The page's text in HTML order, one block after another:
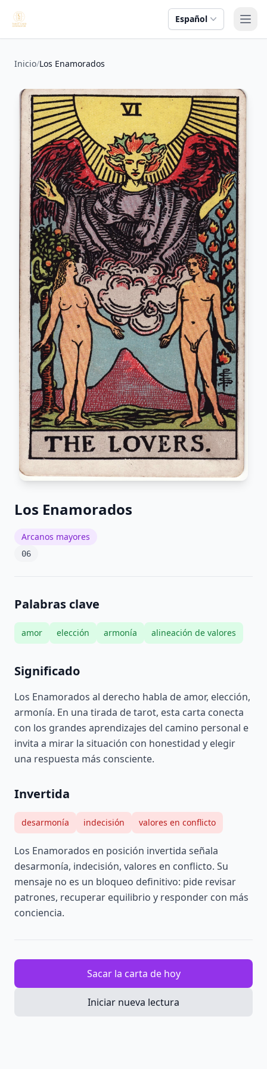
Español
Inicio/Los Enamorados
Los Enamorados
Arcanos mayores
06
Palabras clave
amor elección armonía alineación de valores
Significado
Los Enamorados al derecho habla de amor, elección,
armonía. En una tirada de tarot, esta carta conecta
con los grandes aprendizajes del camino personal e
invita a mirar la situación con honestidad y elegir
una respuesta más consciente.
Invertida
desarmonía indecisión valores en conflicto
Los Enamorados en posición invertida señala
desarmonía, indecisión, valores en conflicto. Su
mensaje no es un bloqueo definitivo: pide revisar
patrones, recuperar equilibrio y responder con más
conciencia.
Sacar la carta de hoy
Iniciar nueva lectura